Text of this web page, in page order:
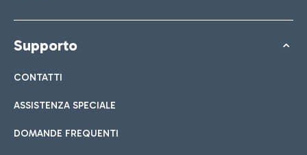
Supporto
CONTATTI
ASSISTENZA SPECIALE
DOMANDE FREQUENTI